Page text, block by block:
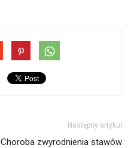
Następny artykuł
Choroba zwyrodnienia stawów